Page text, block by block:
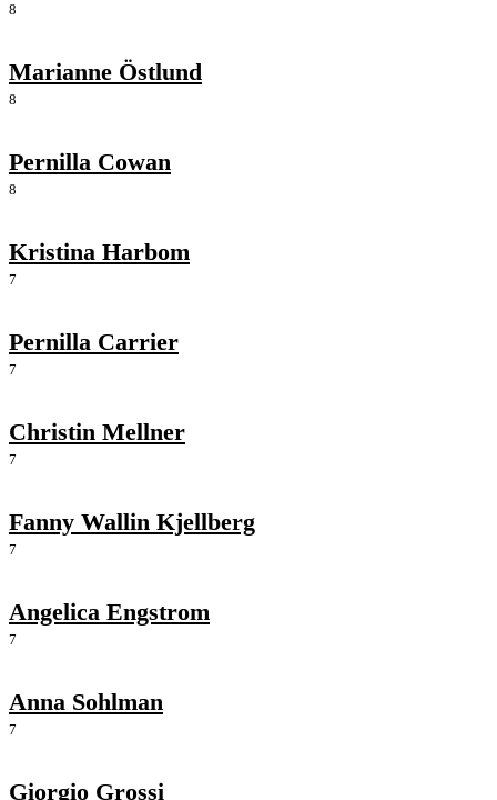
8
Marianne Östlund
8
Pernilla Cowan
8
Kristina Harbom
7
Pernilla Carrier
7
Christin Mellner
7
Fanny Wallin Kjellberg
7
Angelica Engstrom
7
Anna Sohlman
7
Giorgio Grossi